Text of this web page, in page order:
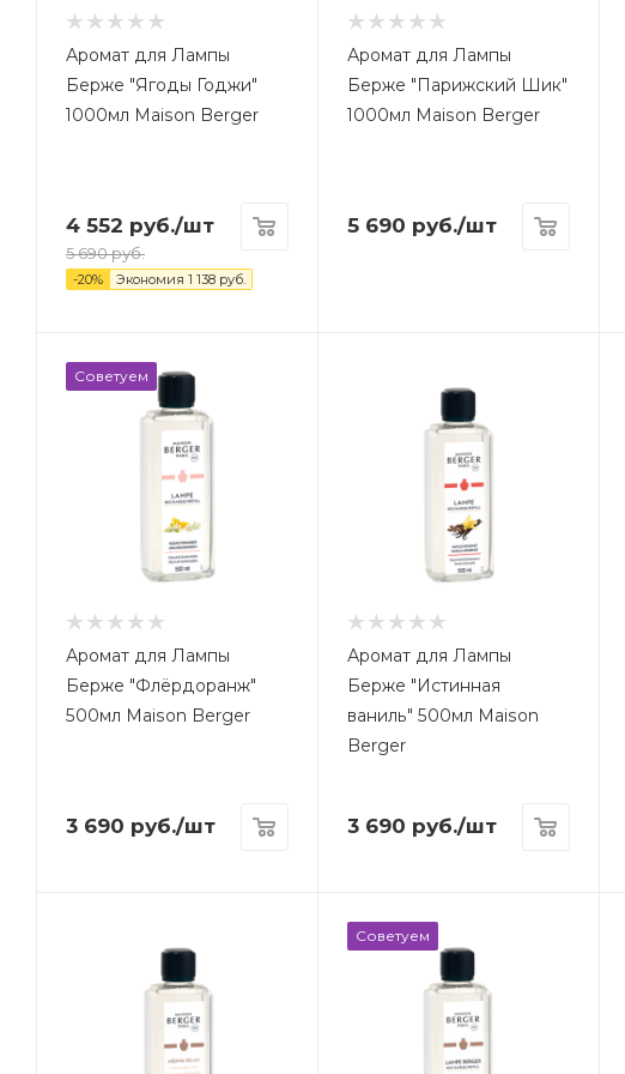
Аромат для Лампы
Берже "Ягоды Годжи"
1000мл Maison Berger
4 552 руб./шт
5 690руб.
-20% Экономия 1 138 руб.
Аромат для Лампы
Берже "Парижский Шик"
1000мл Maison Berger
5 690 руб./шт
Советуем
Аромат для Лампы
Берже "Флёрдоранж"
500мл Maison Berger
3 690 руб./шт
Аромат для Лампы
Берже "Истинная
ваниль" 500мл Maison
Berger
3 690 руб./шт
Советуем